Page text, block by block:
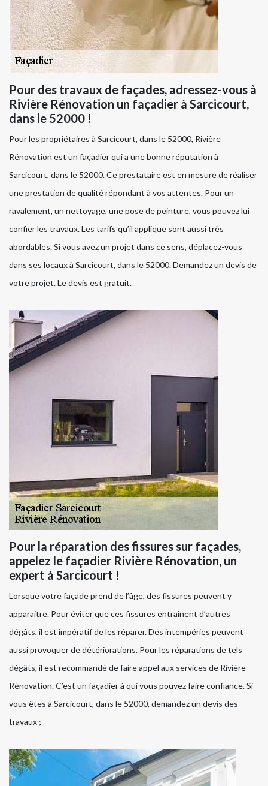
Pour des travaux de façades, adressez-vous à
Rivière Rénovation un façadier à Sarcicourt,
dans le 52000 !
Pour les propriétaires à Sarcicourt, dans le 52000, Rivière
Rénovation est un façadier qui a une bonne réputation à
Sarcicourt, dans le 52000. Ce prestataire est en mesure de réaliser
une prestation de qualité répondant à vos attentes. Pour un
ravalement, un nettoyage, une pose de peinture, vous pouvez lui
confier les travaux. Les tarifs qu’il applique sont aussi très
abordables. Si vous avez un projet dans ce sens, déplacez-vous
dans ses locaux à Sarcicourt, dans le 52000. Demandez un devis de
votre projet. Le devis est gratuit.
Pour la réparation des fissures sur façades,
appelez le façadier Rivière Rénovation, un
expert à Sarcicourt !
Lorsque votre façade prend de l’âge, des fissures peuvent y
apparaitre. Pour éviter que ces fissures entrainent d’autres
dégâts, il est impératif de les réparer. Des intempéries peuvent
aussi provoquer de détériorations. Pour les réparations de tels
dégâts, il est recommandé de faire appel aux services de Rivière
Rénovation. C’est un façadier à qui vous pouvez faire confiance. Si
vous êtes à Sarcicourt, dans le 52000, demandez un devis des
travaux ;